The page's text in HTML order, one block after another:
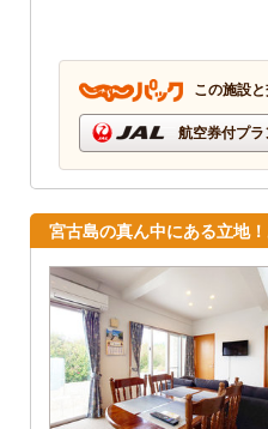
この施設
航空券付プラ
宮古島の真ん中にある立地